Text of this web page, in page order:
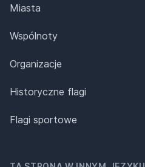
Miasta
Wspólnoty
Organizacje
Historyczne flagi
Flagi sportowe